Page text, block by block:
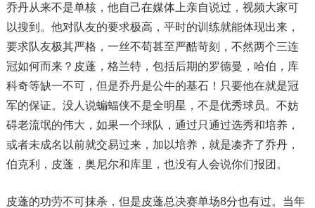
乔丹从来不是单核，他自己在媒体上亲自说过，视频大家可
以搜到。他对队友的要求极高，平时的训练就能体现出来，
要求队友极其严格，一丝不苟甚至严酷苛刻，不然两个三连
冠如何而来？皮蓬，格兰特，包括后期的罗德曼，哈伯，库
科奇等缺一不可，但是乔丹是公牛的基石！只要他在就是冠
军的保证。没人说蝙蝠侠不是全明星，不是优秀球员。不妨
碍老流氓的伟大，如果一个球队，通过只通过选秀和培养，
或者未成名以前就交易过来，加以培养，就是凑齐了乔丹，
伯克利，皮蓬，奥尼尔和库里，也没有人会说你们报团。
皮蓬的功劳不可抹杀，但是皮蓬总决赛单场8分也有过。当年